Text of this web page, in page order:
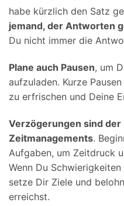
habe kürzlich den Satz
jemand, der Antworten
Du nicht immer die
Plane auch Pausen, um
aufzuladen. Kurze
zu erfrischen und Deine
Verzögerungen sind der
Zeitmanagements.
Aufgaben, um Zeitdruck
Wenn Du
setze Dir Ziele und
erreichst.